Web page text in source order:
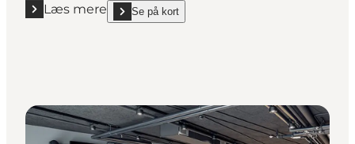
Læs mere
Læs mere "Radisson Blu Scandinavia Hotel &
Se på kort
show Radisson Blu Scandinavia Hotel &